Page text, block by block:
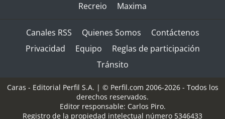
Recreio
Maxima
Canales RSS Quienes Somos
Contáctenos
Privacidad
Equipo
Reglas de participación
Tránsito
Caras - Editorial Perfil S.A. | © Perfil.com 2006-2026 - Todos los
derechos reservados.
Editor responsable: Carlos Piro.
Registro de la propiedad intelectual número 5346433